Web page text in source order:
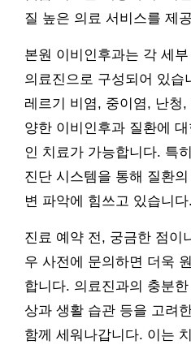
질 높은 의료 서비스를 제
본원 이비인후과는 각 세
의료진으로 구성되어 있
레르기 비염, 중이염, 난청
양한 이비인후과 질환에
인 치료가 가능합니다. 특
진단 시스템을 통해 질환
변 파악에 힘쓰고 있습니다.
진료 예약 전, 궁금한 점이
우 사전에 문의하면 더욱
합니다. 의료진과의 충분
상과 생활 습관 등을 고려
함께 세워나갑니다. 이는